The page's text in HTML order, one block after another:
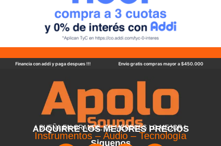
Financia con addi y paga despues !!! Envio gratis compras mayor a $450.000
ADQUIRRE LOS MEJORES PRECIOS
! SUEÑA EN GRANDE, TE MERECES LO MEJOR !
Instrumentos – Audio – Tecnología
Siguenos